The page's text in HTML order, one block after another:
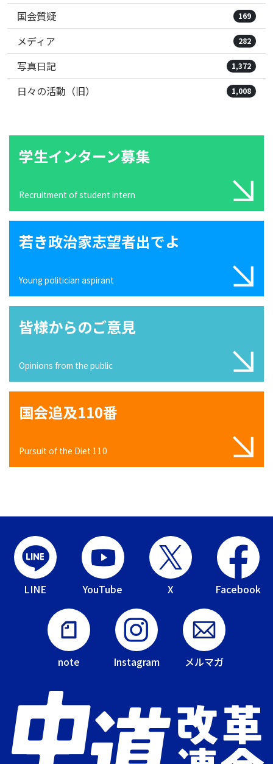
国会質疑 169
メディア 282
写真日記 1,372
日々の活動（旧） 1,008
学生インターン募集
Recruitment of student intern
若き政治家志望者出でよ
Young politician aspirant
皆様からのご意見
Opinions from the public
国会追及110番
Pursuit of the Diet 110
LINE YouTube X Facebook
note Instagram メルマガ